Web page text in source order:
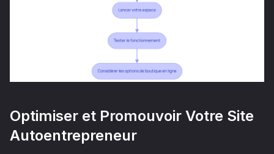
Optimiser et Promouvoir Votre Site
Autoentrepreneur